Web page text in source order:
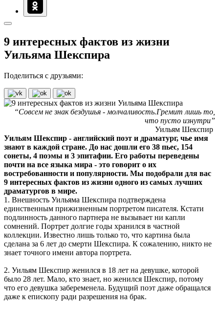
9 интересных фактов из жизни
Уильяма Шекспира
Поделиться с друзьями:
“Совсем не знак бездушья - молчаливость.Гремит лишь то,
что пусто изнутри”
Уильям Шекспир
Уильям Шекспир - английский поэт и драматург, чье имя
знают в каждой стране. До нас дошли его 38 пьес, 154
сонеты, 4 поэмы и 3 эпитафии. Его работы переведены
почти на все языка мира - это говорит о их
востребованности и популярности. Мы подобрали для вас
9 интересных фактов из жизни одного из самых лучших
драматургов в мире.
1. Внешность Уильяма Шекспира подтверждена
единственным прижизненным портретом писателя. Кстати
подлинность данного партнера не вызывает ни капли
сомнений. Портрет долгие годы хранился в частной
коллекции. Известно лишь только то, что картина была
сделана за 6 лет до смерти Шекспира. К сожалению, никто не
знает точного имени автора портрета.
2. Уильям Шекспир женился в 18 лет на девушке, которой
было 28 лет. Мало, кто знает, но женился Шекспир, потому
что его девушка забеременела. Будущий поэт даже обращался
даже к епископу ради разрешения на брак.